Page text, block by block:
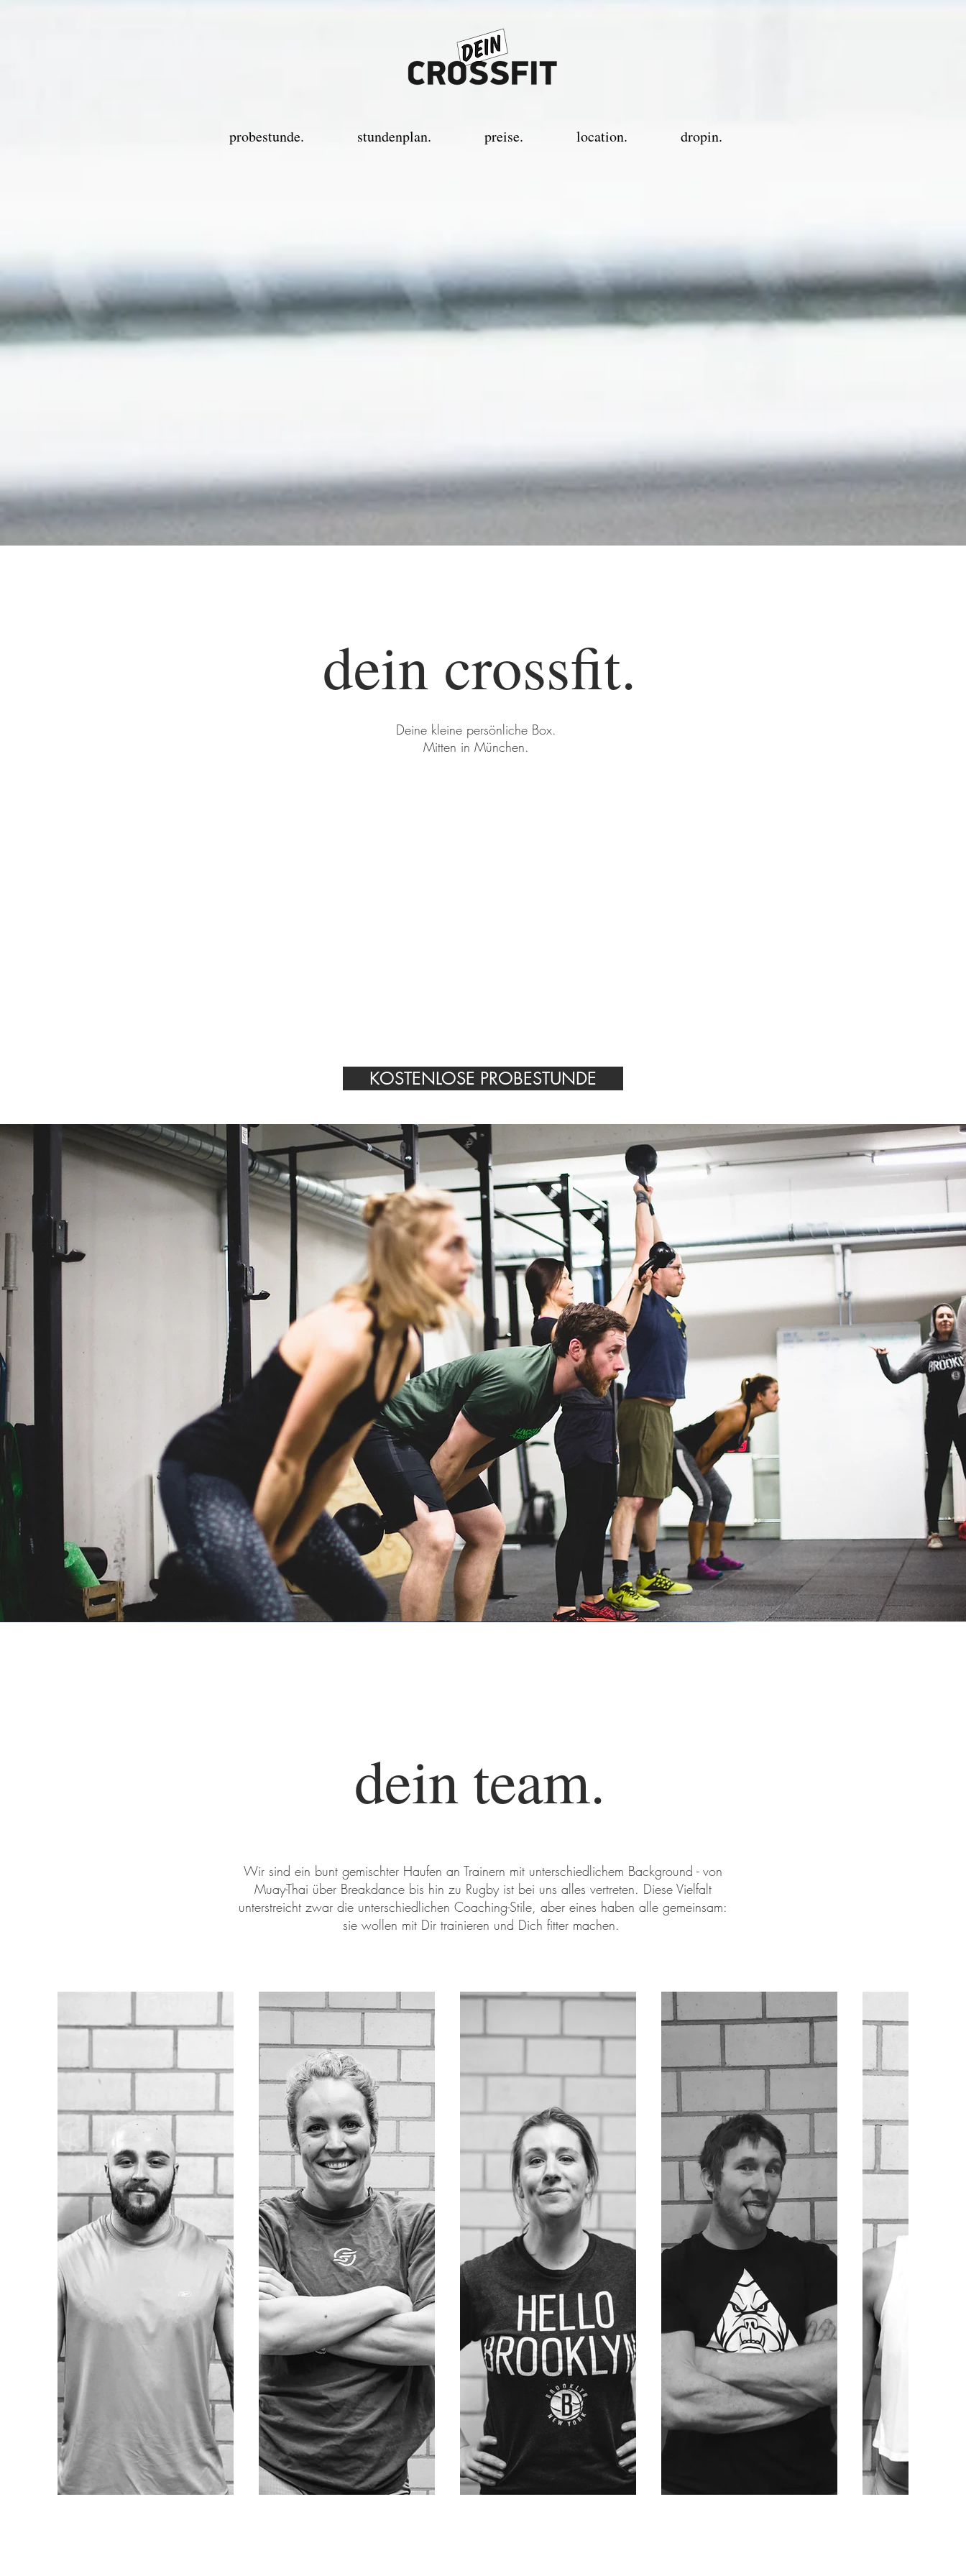
probestunde. stundenplan. preise. location. dropin.
dein crossfit.
Deine kleine persönliche Box.
Mitten in München.
KOSTENLOSE PROBESTUNDE
dein team.
Wir sind ein bunt gemischter Haufen an Trainern mit unterschiedlichem Background - von
Muay-Thai über Breakdance bis hin zu Rugby ist bei uns alles vertreten. Diese Vielfalt
unterstreicht zwar die unterschiedlichen Coaching-Stile, aber eines haben alle gemeinsam:
sie wollen mit Dir trainieren und Dich fitter machen.